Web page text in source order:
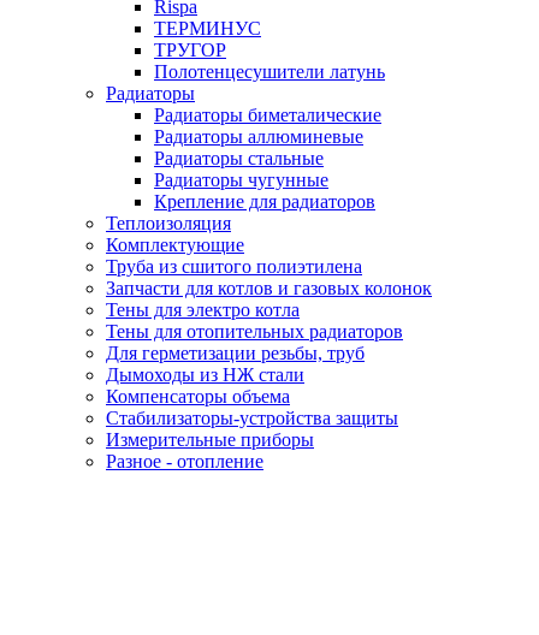
Rispa
ТЕРМИНУС
ТРУГОР
Полотенцесушители латунь
Радиаторы
Радиаторы биметалические
Радиаторы аллюминевые
Радиаторы стальные
Радиаторы чугунные
Крепление для радиаторов
Теплоизоляция
Комплектующие
Труба из сшитого полиэтилена
Запчасти для котлов и газовых колонок
Тены для электро котла
Тены для отопительных радиаторов
Для герметизации резьбы, труб
Дымоходы из НЖ стали
Компенсаторы объема
Стабилизаторы-устройства защиты
Измерительные приборы
Разное - отопление